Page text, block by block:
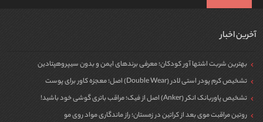
آخرین اخبار
بهترین شربت اشتها آور کودکان؛ معرفی برندهای ایمن و بدون سیپروهپتادین
تشخیص کرم پودر استی لادر (Double Wear) اصل؛ معجزه کاور برای پوست
تشخیص پاوربانک انکر (Anker) اصل از فیک؛ مراقب باتری گوشی خود باشید!
روتین مراقبت موی بعد از کراتین در زمستان؛ راز ماندگاری مواد روی مو